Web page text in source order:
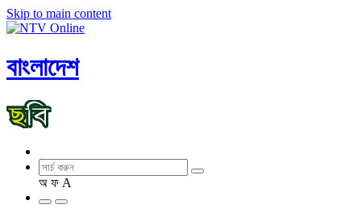
Skip to main content
বাংলাদেশ
অ ফ A